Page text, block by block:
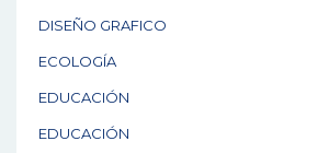
DISEÑO GRAFICO
ECOLOGÍA
EDUCACIÓN
EDUCACIÓN